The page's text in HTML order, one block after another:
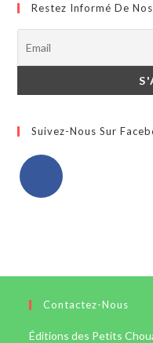
Restez Informé De
Suivez-Nous Sur
Contactez-Nous
Éditions des Petits